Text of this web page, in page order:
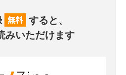
無料 すると、
みいただけます